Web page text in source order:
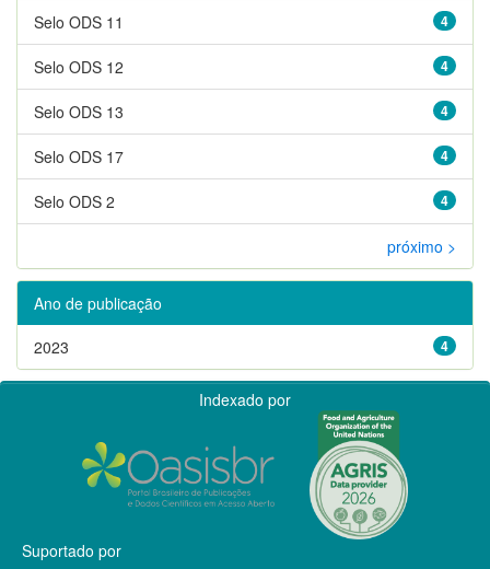
4
Selo ODS 11
4
Selo ODS 12
4
Selo ODS 13
4
Selo ODS 17
4
Selo ODS 2
próximo >
Ano de publicação
4
2023
Indexado por
Suportado por